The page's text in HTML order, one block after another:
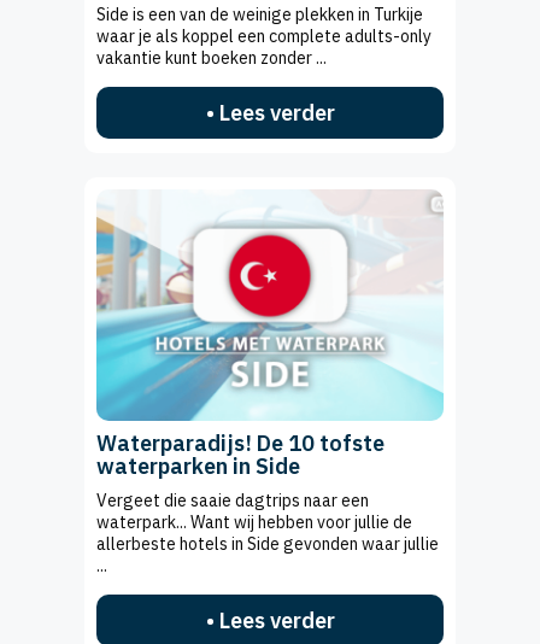
Side is een van de weinige plekken in Turkije
waar je als koppel een complete adults-only
vakantie kunt boeken zonder ...
• Lees verder
Waterparadijs! De 10 tofste
waterparken in Side
Vergeet die saaie dagtrips naar een
waterpark... Want wij hebben voor jullie de
allerbeste hotels in Side gevonden waar jullie
...
• Lees verder